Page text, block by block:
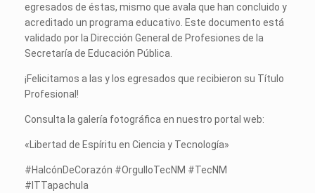
egresados de éstas, mismo que avala que han concluido y
acreditado un programa educativo. Este documento está
validado por la Dirección General de Profesiones de la
Secretaría de Educación Pública.
¡Felicitamos a las y los egresados que recibieron su Título
Profesional!
Consulta la galería fotográfica en nuestro portal web:
«Libertad de Espíritu en Ciencia y Tecnología»
#HalcónDeCorazón #OrgulloTecNM #TecNM
#ITTapachula